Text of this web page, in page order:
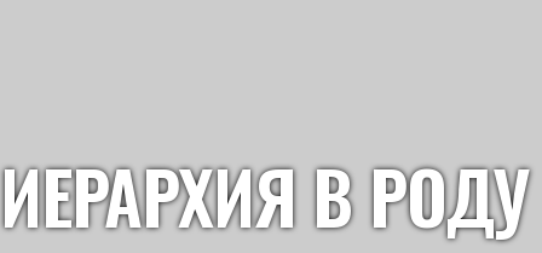
ИЕРАРХИЯ В РОДУ